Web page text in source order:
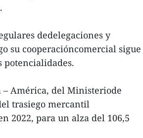
dedelegaciones y
su cooperacióncomercial sigue
potencialidades.
– América, del Ministeriode
trasiego mercantil
2022, para un alza del 106,5